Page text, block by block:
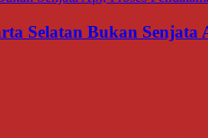
Selatan Bukan Senjata